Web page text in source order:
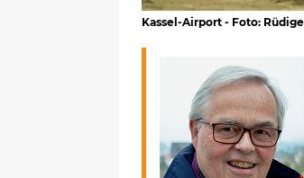
Kassel-Airport - Foto: